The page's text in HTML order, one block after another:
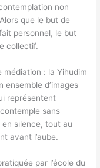
non
que le but de
personnel, le but
collectif.
médiation : la Yihudim
ensemble d’images
représentent
sans
silence, tout au
avant l’aube.
par l’école du